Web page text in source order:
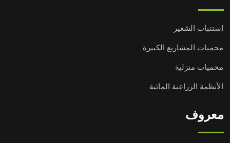
إستنبات الشعير
محميات المشاريع الكبيرة
محميات منزلية
الأنظمة الزراعية المائية
معروف